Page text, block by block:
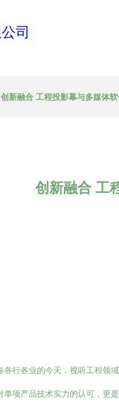
司
创新融合 工程投影幕与多媒体
创新融合 工
行各业的今天，视听工程领
项产品技术实力的认可，更